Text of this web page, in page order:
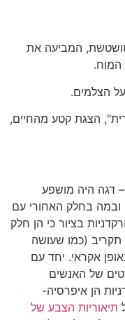
המביעה את
קטע מהחיים,
היה מושפע
בחלק האחורי עם
בציור כי הן חלק
(כמו שעושה
יחד עם
של האנשים
הן איפרסיה-
הצבע של